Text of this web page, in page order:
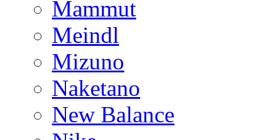
Mammut
Meindl
Mizuno
Naketano
New Balance